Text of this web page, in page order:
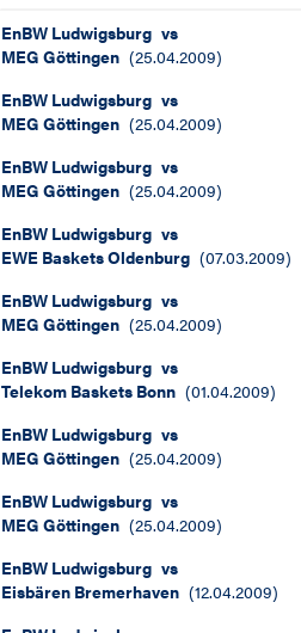
EnBW Ludwigsburg vs
MEG Göttingen (25.04.2009)
EnBW Ludwigsburg vs
MEG Göttingen (25.04.2009)
EnBW Ludwigsburg vs
MEG Göttingen (25.04.2009)
EnBW Ludwigsburg vs
EWE Baskets Oldenburg (07.03.2009)
EnBW Ludwigsburg vs
MEG Göttingen (25.04.2009)
EnBW Ludwigsburg vs
Telekom Baskets Bonn (01.04.2009)
EnBW Ludwigsburg vs
MEG Göttingen (25.04.2009)
EnBW Ludwigsburg vs
MEG Göttingen (25.04.2009)
EnBW Ludwigsburg vs
Eisbären Bremerhaven (12.04.2009)